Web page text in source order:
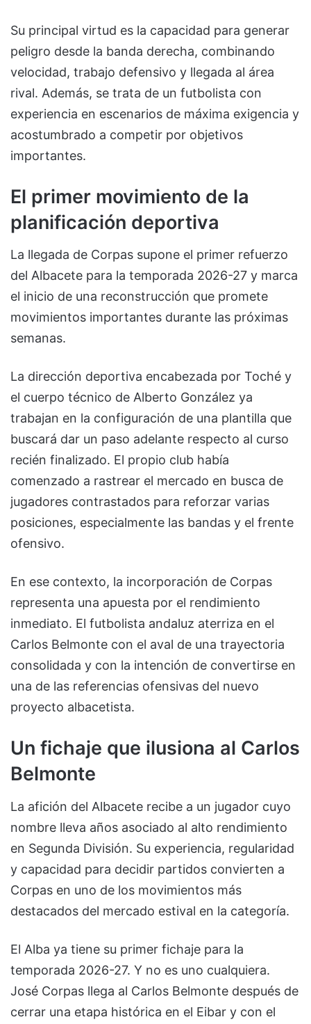
Su principal virtud es la capacidad para generar
peligro desde la banda derecha, combinando
velocidad, trabajo defensivo y llegada al área
rival. Además, se trata de un futbolista con
experiencia en escenarios de máxima exigencia y
acostumbrado a competir por objetivos
importantes.
El primer movimiento de la
planificación deportiva
La llegada de Corpas supone el primer refuerzo
del Albacete para la temporada 2026-27 y marca
el inicio de una reconstrucción que promete
movimientos importantes durante las próximas
semanas.
La dirección deportiva encabezada por Toché y
el cuerpo técnico de Alberto González ya
trabajan en la configuración de una plantilla que
buscará dar un paso adelante respecto al curso
recién finalizado. El propio club había
comenzado a rastrear el mercado en busca de
jugadores contrastados para reforzar varias
posiciones, especialmente las bandas y el frente
ofensivo.
En ese contexto, la incorporación de Corpas
representa una apuesta por el rendimiento
inmediato. El futbolista andaluz aterriza en el
Carlos Belmonte con el aval de una trayectoria
consolidada y con la intención de convertirse en
una de las referencias ofensivas del nuevo
proyecto albacetista.
Un fichaje que ilusiona al Carlos
Belmonte
La afición del Albacete recibe a un jugador cuyo
nombre lleva años asociado al alto rendimiento
en Segunda División. Su experiencia, regularidad
y capacidad para decidir partidos convierten a
Corpas en uno de los movimientos más
destacados del mercado estival en la categoría.
El Alba ya tiene su primer fichaje para la
temporada 2026-27. Y no es uno cualquiera.
José Corpas llega al Carlos Belmonte después de
cerrar una etapa histórica en el Eibar y con el